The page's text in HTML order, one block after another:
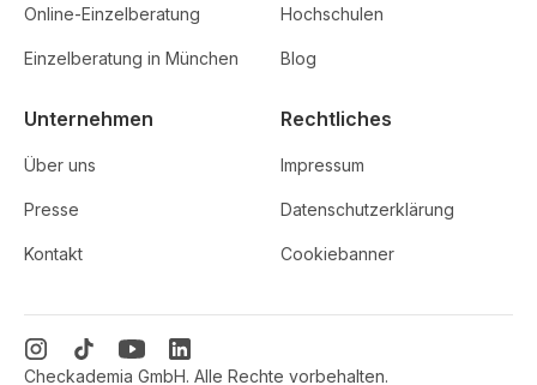
Online-Einzelberatung
Einzelberatung in München
Hochschulen
Blog
Unternehmen
Über uns
Presse
Kontakt
Rechtliches
Impressum
Datenschutzerklärung
Cookiebanner
Checkademia GmbH. Alle Rechte vorbehalten.